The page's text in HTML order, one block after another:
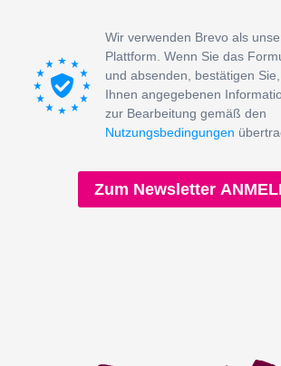
Wir verwenden Brevo als
Plattform. Wenn Sie das
und absenden, bestätigen
Ihnen angegebenen
zur Bearbeitung gemäß den
Nutzungsbedingungen
Zum Newsletter